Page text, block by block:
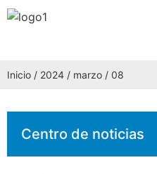
Inicio / 2024 / marzo / 08
Centro de noticias